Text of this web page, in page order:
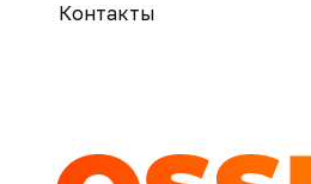
Контакты